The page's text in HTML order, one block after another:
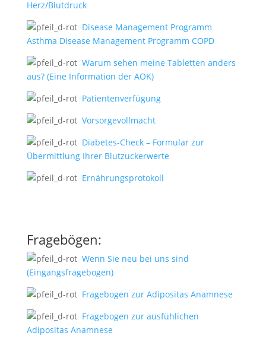
Herz/Blutdruck
Disease Management Programm
Asthma Disease Management Programm COPD
Warum sehen meine Tabletten anders
aus? (Eine Information der AOK)
Patientenverfügung
Vorsorgevollmacht
Diabetes-Check – Formular zur
Übermittlung Ihrer Blutzuckerwerte
Ernährungsprotokoll
Fragebögen:
Wenn Sie neu bei uns sind
(Eingangsfragebogen)
Fragebogen zur Adipositas Anamnese
Fragebogen zur ausfühlichen
Adipositas Anamnese